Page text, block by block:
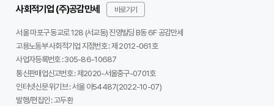
사회적기업 (주)공감만세 바로가기
서울 마포구 동교로 128 (서교동) 진영빌딩 B동 6F 공감만세
고용노동부 사회적기업 지정번호 : 제 2012-061호
사업자등록번호 :305-86-10687
통신판매업신고번호 :제2020-서울중구-0701호
인터넷신문 위기브 :서울 아54487(2022-10-07)
발행/편집인 :고두환